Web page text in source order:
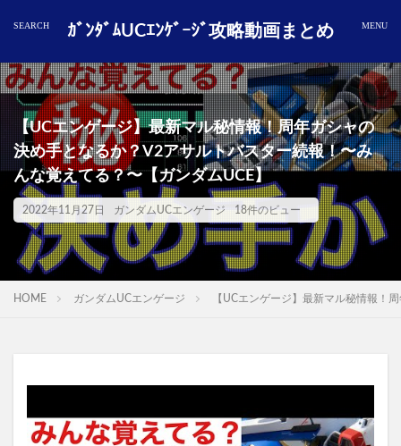
ｶﾞﾝﾀﾞﾑUCｴﾝｹﾞｰｼﾞ攻略動画まとめ
【UCエンゲージ】最新マル秘情報！周年ガシャの
決め手となるか？V2アサルトバスター続報！〜み
んな覚えてる？〜【ガンダムUCE】
2022年11月27日 ガンダムUCエンゲージ 18件のビュー
HOME ガンダムUCエンゲージ 【UCエンゲージ】最新マル秘情報！